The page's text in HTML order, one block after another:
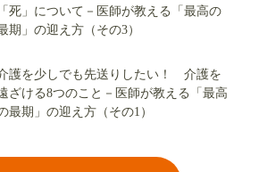
「死」について－医師が教える「最高の
期」の迎え方（その3）
護を少しでも先送りしたい！ 介護を
ざける8つのこと－医師が教える「最高
最期」の迎え方（その1）